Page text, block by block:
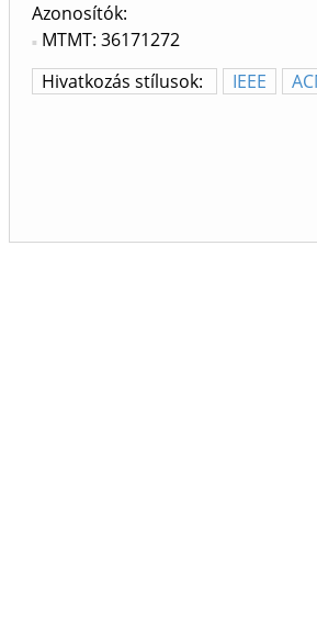
Azonosítók
MTMT: 36171272
Hivatkozás stílusok:
IEEE